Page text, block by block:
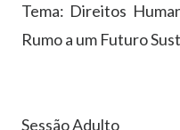
Tema: Direitos
Rumo a um Futuro
Sessão Adulto